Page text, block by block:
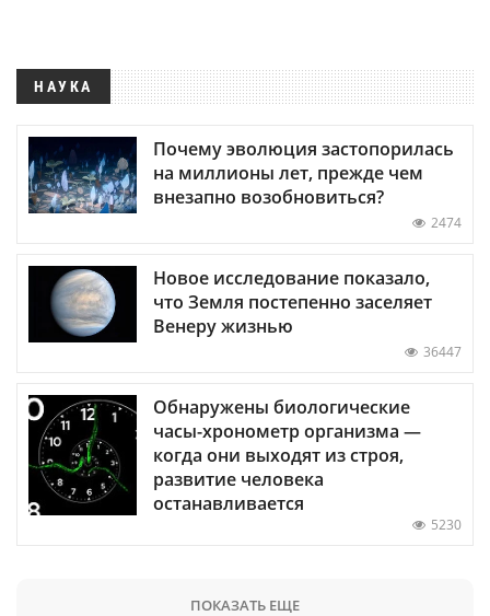
НАУКА
Почему эволюция застопорилась
на миллионы лет, прежде чем
внезапно возобновиться?
2474
Новое исследование показало,
что Земля постепенно заселяет
Венеру жизнью
36447
Обнаружены биологические
часы-хронометр организма —
когда они выходят из строя,
развитие человека
останавливается
5230
ПОКАЗАТЬ ЕЩЕ